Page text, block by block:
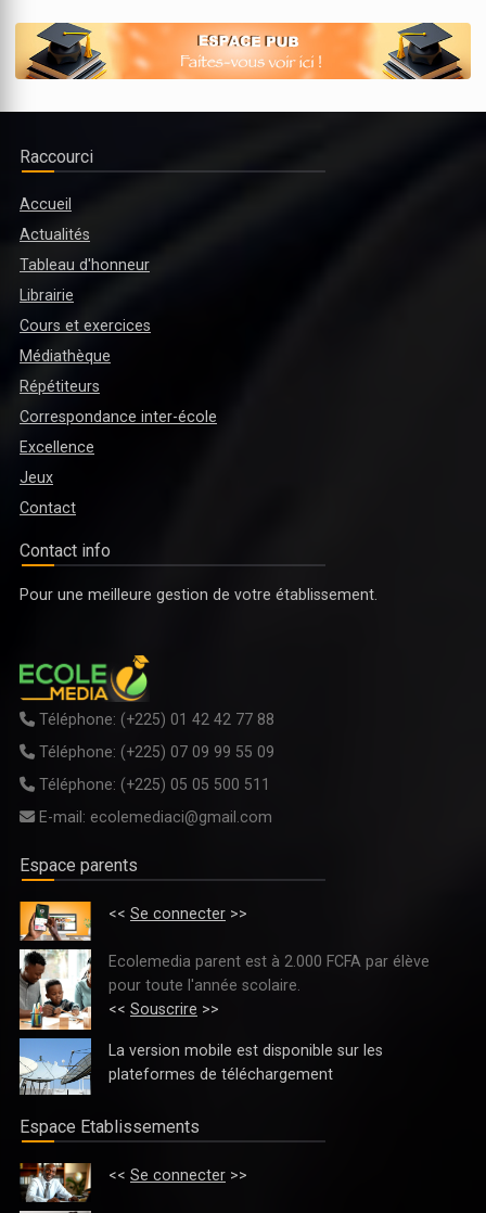
Raccourci
Accueil
Actualités
Tableau d'honneur
Librairie
Cours et exercices
Médiathèque
Répétiteurs
Correspondance inter-école
Excellence
Jeux
Contact
Contact info
Pour une meilleure gestion de votre établissement.
Téléphone: (+225) 01 42 42 77 88
Téléphone: (+225) 07 09 99 55 09
Téléphone: (+225) 05 05 500 511
E-mail: ecolemediaci@gmail.com
Espace parents
<< Se connecter >>
Ecolemedia parent est à 2.000 FCFA par élève
pour toute l'année scolaire.
<< Souscrire >>
La version mobile est disponible sur les
plateformes de téléchargement
Espace Etablissements
<< Se connecter >>